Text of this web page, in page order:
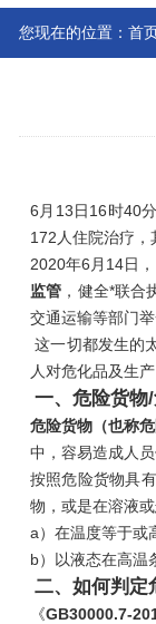
您现在的位置： 首
6月13日16时40
172人住院治疗
2020年6月14日
监管 ，健全*联
交通运输等部门
这一切都发生的
人对危化品及生
一、危险货物
危险货物（也称
中，容易造成人
按照危险货物具
物，或是在溶液
a）在温度等于或
b）以液态在高温
二、如何判定
《GB30000.7-